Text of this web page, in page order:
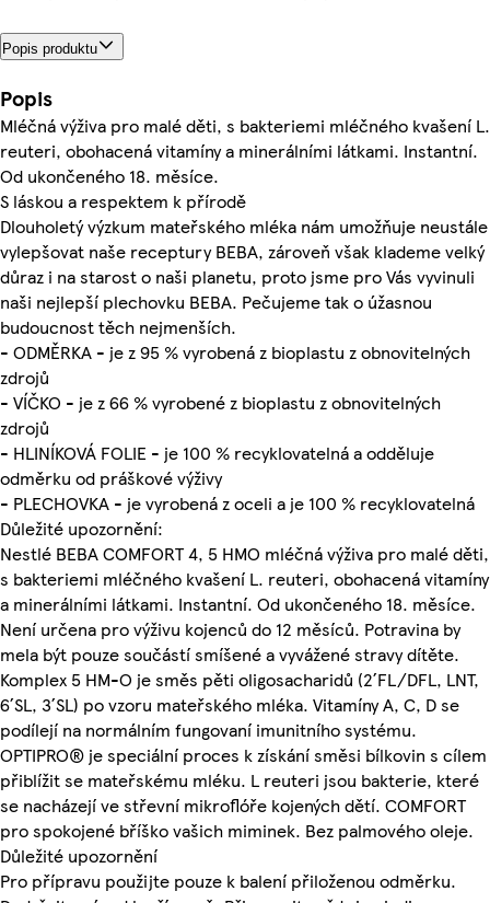
Popis produktu
Popis
Mléčná výživa pro malé děti, s bakteriemi mléčného kvašení L.
reuteri, obohacená vitamíny a minerálními látkami. Instantní.
Od ukončeného 18. měsíce.
S láskou a respektem k přírodě
Dlouholetý výzkum mateřského mléka nám umožňuje neustále
vylepšovat naše receptury BEBA, zároveň však klademe velký
důraz i na starost o naši planetu, proto jsme pro Vás vyvinuli
naši nejlepší plechovku BEBA. Pečujeme tak o úžasnou
budoucnost těch nejmenších.
- ODMĚRKA - je z 95 % vyrobená z bioplastu z obnovitelných
zdrojů
- VÍČKO - je z 66 % vyrobené z bioplastu z obnovitelných
zdrojů
- HLINÍKOVÁ FOLIE - je 100 % recyklovatelná a odděluje
odměrku od práškové výživy
- PLECHOVKA - je vyrobená z oceli a je 100 % recyklovatelná
Důležité upozornění:
Nestlé BEBA COMFORT 4, 5 HMO mléčná výživa pro malé děti,
s bakteriemi mléčného kvašení L. reuteri, obohacená vitamíny
a minerálními látkami. Instantní. Od ukončeného 18. měsíce.
Není určena pro výživu kojenců do 12 měsíců. Potravina by
mela být pouze součástí smíšené a vyvážené stravy dítěte.
Komplex 5 HM-O je směs pěti oligosacharidů (2´FL/DFL, LNT,
6´SL, 3´SL) po vzoru mateřského mléka. Vitamíny A, C, D se
podílejí na normálním fungovaní imunitního systému.
OPTIPRO® je speciální proces k získání směsi bílkovin s cílem
přiblížit se mateřskému mléku. L reuteri jsou bakterie, které
se nacházejí ve střevní mikroflóře kojených dětí. COMFORT
pro spokojené bříško vašich miminek. Bez palmového oleje.
Důležité upozornění
Pro přípravu použijte pouze k balení přiloženou odměrku.